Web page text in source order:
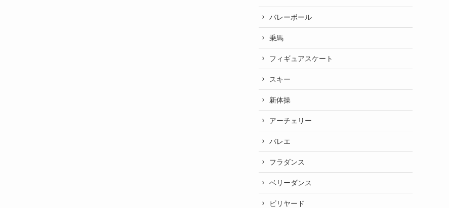
バレーボール
乗馬
フィギュアスケート
スキー
新体操
アーチェリー
バレエ
フラダンス
ベリーダンス
ビリヤード